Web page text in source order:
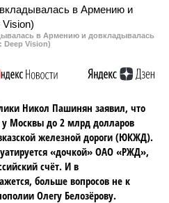
в Армению и довкладывалась
Deep Vision)
Никол Пашинян заявил, что
у Москвы до 2 млрд долларов
железной дороги (ЮКЖД).
«дочкой» ОАО «РЖД»,
счёт. И в
больше вопросов не к
Олегу Белозёрову.